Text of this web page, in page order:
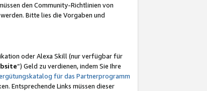
den Community-Richtlinien von
Bitte lies die Vorgaben und
oder Alexa Skill (nur verfügbar für
“) Geld zu verdienen, indem Sie Ihre
für das Partnerprogramm
Entsprechende Links müssen dieser